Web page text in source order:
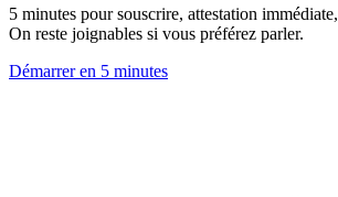
5 minutes pour souscrire, attestation
On reste joignables si vous préférez parler.
Démarrer en 5 minutes